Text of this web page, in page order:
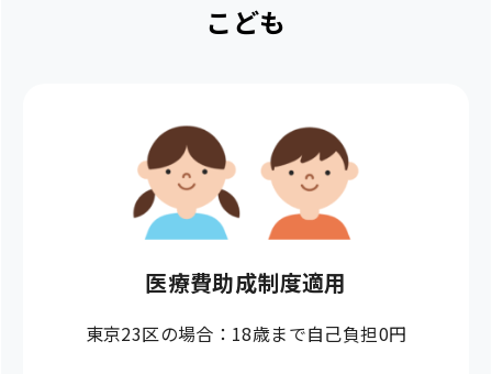
こども
医療費助成制度適用
東京23区の場合：18歳まで自己負担0円